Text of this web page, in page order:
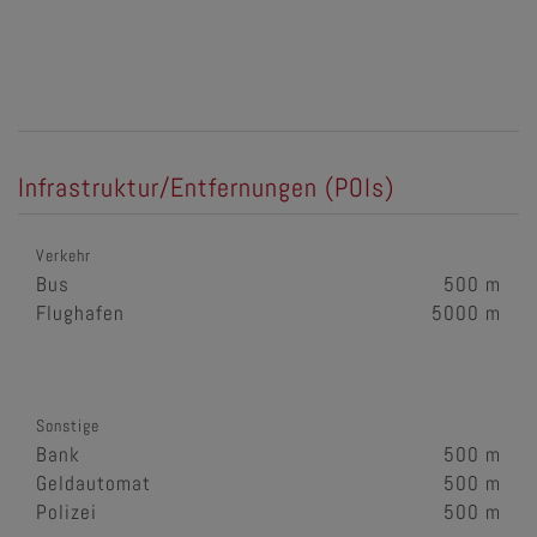
Infrastruktur/Entfernungen (POIs)
Verkehr
Bus
500 m
Flughafen
5000 m
Sonstige
Bank
500 m
Geldautomat
500 m
Polizei
500 m